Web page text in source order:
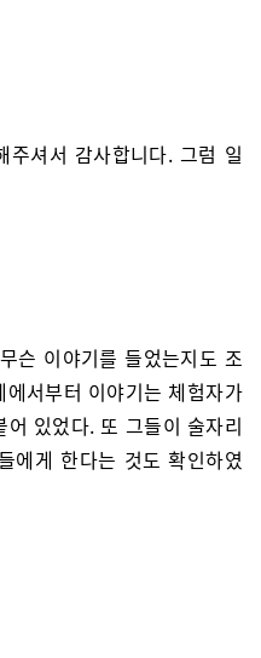
주셔서 감사합니다. 그럼 일
슨 이야기를 들었는지도 조
서부터 이야기는 체험자가
있었다. 또 그들이 술자리
에게 한다는 것도 확인하였